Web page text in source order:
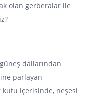
olan gerberalar ile
dallarından
parlayan
içerisinde, neşesi